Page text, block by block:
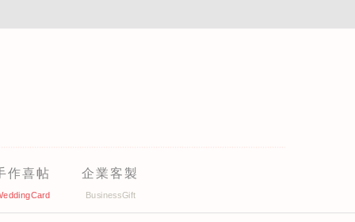
作喜帖 企業客製